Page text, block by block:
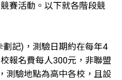
賽活動。以下就各階段競
記)，測驗日期約在每年4
報名費每人300元，非聯盟
測驗地點為高中各校，且設